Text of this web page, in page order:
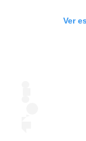
Ver